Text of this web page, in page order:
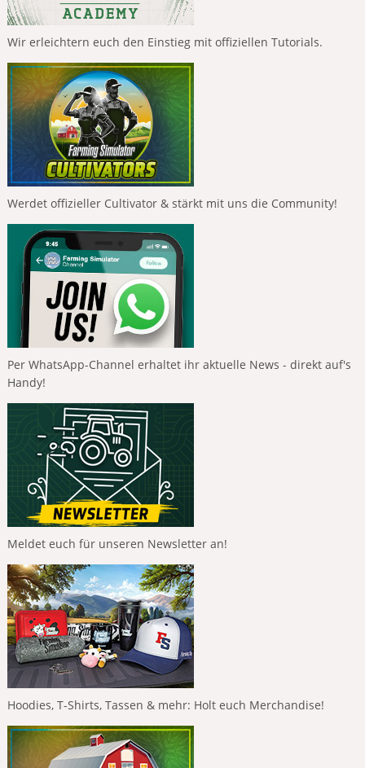
Wir erleichtern euch den Einstieg mit offiziellen Tutorials.
Werdet offizieller Cultivator & stärkt mit uns die Community!
Per WhatsApp-Channel erhaltet ihr aktuelle News - direkt auf's
Handy!
Meldet euch für unseren Newsletter an!
Hoodies, T-Shirts, Tassen & mehr: Holt euch Merchandise!